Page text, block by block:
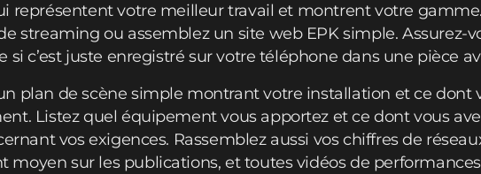
représentent votre meilleur travail et montrent votre
streaming ou assemblez un site web EPK simple. Assurez-
si c’est juste enregistré sur votre téléphone dans une pièce
plan de scène simple montrant votre installation et ce dont
Listez quel équipement vous apportez et ce dont vous
vos exigences. Rassemblez aussi vos chiffres de
moyen sur les publications, et toutes vidéos de